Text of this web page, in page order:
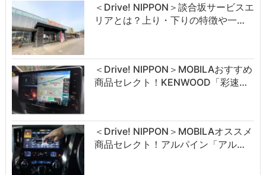
＜Drive! NIPPON＞談合坂サービスエ
リアとは？上り・下りの特徴や一…
＜Drive! NIPPON＞MOBILAおすすめ
商品セレクト！KENWOOD「彩速…
＜Drive! NIPPON＞MOBILAオススメ
商品セレクト！アルパイン「アル…